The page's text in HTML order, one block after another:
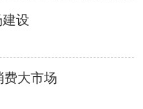
设
大市场